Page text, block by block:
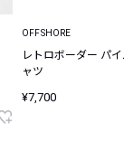
OFFSHORE
レトロボーダー パ
ャツ
¥7,700